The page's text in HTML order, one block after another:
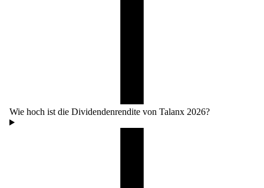
Wie hoch ist die Dividendenrendite von Talanx 2026?